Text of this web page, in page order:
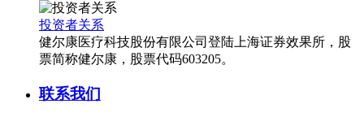
投资者关系
健尔康医疗科技股份有限公司登陆上海证券效果所，股
票简称健尔康，股票代码603205。
联系我们